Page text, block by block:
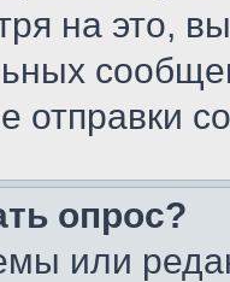
на это,
отправки
опрос?
или